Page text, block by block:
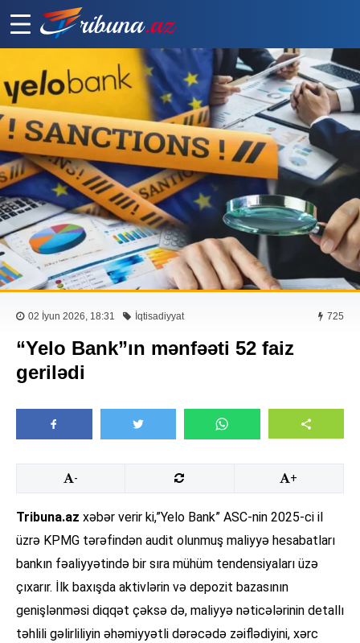
02 İyun 2026, 18:31 İqtisadiyyat 725
“Yelo Bank”ın mənfəəti 52 faiz
gerilədi
- +
Tribuna.az xəbər verir ki,”Yelo Bank” ASC-nin 2025-ci il
üzrə KPMG tərəfindən audit olunmuş maliyyə hesabatları
bankın fəaliyyətində bir sıra mühüm tendensiyaları üzə
çıxarır. İlk baxışda aktivlərin və depozit bazasının
genişlənməsi diqqət çəksə də, maliyyə nəticələrinin detallı
təhlili gəlirliliyin əhəmiyyətli dərəcədə zəiflədiyini, xərc